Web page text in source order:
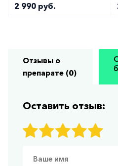
2 990 руб.
Отзывы о
препарате (0)
Оставить отзыв: